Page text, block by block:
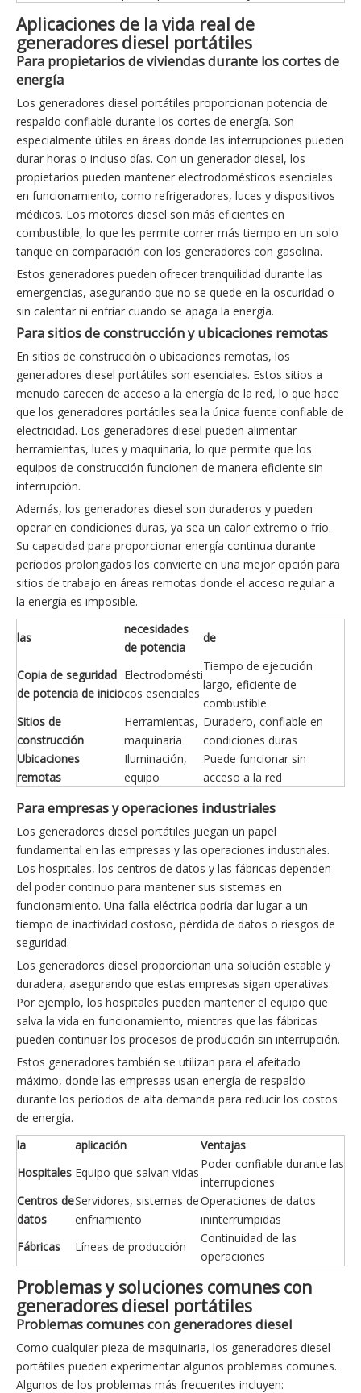
Aplicaciones de la vida real de
generadores diesel portátiles
Para propietarios de viviendas durante los cortes de
energía
Los generadores diesel portátiles proporcionan potencia de
respaldo confiable durante los cortes de energía. Son
especialmente útiles en áreas donde las interrupciones pueden
durar horas o incluso días. Con un generador diesel, los
propietarios pueden mantener electrodomésticos esenciales
en funcionamiento, como refrigeradores, luces y dispositivos
médicos. Los motores diesel son más eficientes en
combustible, lo que les permite correr más tiempo en un solo
tanque en comparación con los generadores con gasolina.
Estos generadores pueden ofrecer tranquilidad durante las
emergencias, asegurando que no se quede en la oscuridad o
sin calentar ni enfriar cuando se apaga la energía.
Para sitios de construcción y ubicaciones remotas
En sitios de construcción o ubicaciones remotas, los
generadores diesel portátiles son esenciales. Estos sitios a
menudo carecen de acceso a la energía de la red, lo que hace
que los generadores portátiles sea la única fuente confiable de
electricidad. Los generadores diesel pueden alimentar
herramientas, luces y maquinaria, lo que permite que los
equipos de construcción funcionen de manera eficiente sin
interrupción.
Además, los generadores diesel son duraderos y pueden
operar en condiciones duras, ya sea un calor extremo o frío.
Su capacidad para proporcionar energía continua durante
períodos prolongados los convierte en una mejor opción para
sitios de trabajo en áreas remotas donde el acceso regular a
la energía es imposible.
las
necesidades
de potencia
de
Copia de seguridad
de potencia de inicio
Electrodomésti
cos esenciales
Tiempo de ejecución
largo, eficiente de
combustible
Sitios de
construcción
Herramientas,
maquinaria
Duradero, confiable en
condiciones duras
Ubicaciones
remotas
Iluminación,
equipo
Puede funcionar sin
acceso a la red
Para empresas y operaciones industriales
Los generadores diesel portátiles juegan un papel
fundamental en las empresas y las operaciones industriales.
Los hospitales, los centros de datos y las fábricas dependen
del poder continuo para mantener sus sistemas en
funcionamiento. Una falla eléctrica podría dar lugar a un
tiempo de inactividad costoso, pérdida de datos o riesgos de
seguridad.
Los generadores diesel proporcionan una solución estable y
duradera, asegurando que estas empresas sigan operativas.
Por ejemplo, los hospitales pueden mantener el equipo que
salva la vida en funcionamiento, mientras que las fábricas
pueden continuar los procesos de producción sin interrupción.
Estos generadores también se utilizan para el afeitado
máximo, donde las empresas usan energía de respaldo
durante los períodos de alta demanda para reducir los costos
de energía.
la
aplicación
Ventajas
Hospitales Equipo que salvan vidas
Poder confiable durante las
interrupciones
Centros de
datos
Servidores, sistemas de
enfriamiento
Operaciones de datos
ininterrumpidas
Fábricas
Líneas de producción
Continuidad de las
operaciones
Problemas y soluciones comunes con
generadores diesel portátiles
Problemas comunes con generadores diesel
Como cualquier pieza de maquinaria, los generadores diesel
portátiles pueden experimentar algunos problemas comunes.
Algunos de los problemas más frecuentes incluyen: